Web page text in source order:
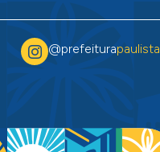
@prefeitura